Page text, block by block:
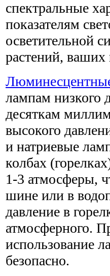
спектральные
показателям
осветительной
растений,
лампам низкого
десяткам
высокого
и натриевые
колбах
1-3 атмосферы,
шине или в
давление в
атмосферного.
использование
безопасно.